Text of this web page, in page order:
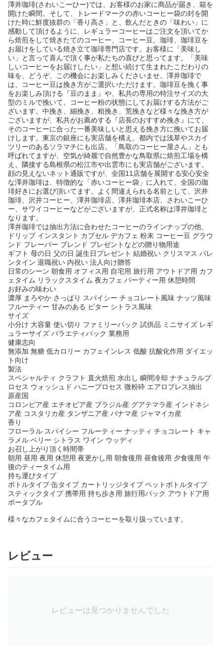
澤井珈琲(さわいこーひー)では、お客様のお家に商品が届き、箱を
開けた瞬間。そして、トレードマークの赤いコーヒー袋の封を開
けた時に鮮度抜群の「香り高さ」と、飲んだときの「味わい」に
感動して頂けるように、レギュラーコーヒーはご注文を頂いてか
ら焙煎をして焼きたてのコーヒー、コーヒー豆、珈琲、珈琲豆を
お届けをしている焼き立て珈琲専門店です。お客様に「美味し
い」と言って喜んで頂く事が私たちの喜びと思ってます。「美味
しいコーヒーをお届けしたい」と想い続けて生まれたこだわりの
味を、どうぞ、この機会にお楽しみくださいませ。澤井珈琲で
は、コーヒー豆は挽き方がご選択いただけます。珈琲豆を挽く事
をお楽しみ頂ける『豆のまま』や、私共の専用の特注サイズの大
型のミルで挽いて、コーヒー粉の状態にしてお届けする方法がご
ざいます。中挽き、細挽き、粗挽き、荒挽きなど様々な挽き方が
ございますが、私共がお薦めする『店長のおすすめ挽き』にて、
そのコーヒーに合った一番美味しいと思える挽き方に挽いてお届
けします。東京の銀座にも実店舗を構え、都内では浅草やスカイ
ツリーのあるソラマチにも出店。「鳥取のコーヒー屋さん」とも
呼ばれてますが、空気が綺麗で自然豊かな鳥取県に焙煎工場を構
え、隣接する島根県の松江市や出雲市にも実店舗がございます。
顔の見えないネット通販ですが、全国11店舗を展開する安心安全
な澤井珈琲は、特徴的な「赤いコーヒー袋」に入れて、全国の珈
琲好きにお選び頂いてます。よく間違えられる名前として、沢井
珈琲、沢井コーヒー、澤井珈琲店、澤井珈琲本店、さわいこーひ
ー、サワイコーヒーなどがございますが、正式名称は澤井珈琲と
なります。
澤井珈琲では抽出方法に合わせたコーヒーのラインナップの他、
ドリップ インスタント カプセル デカフェ 粉末 コーヒー豆 グラウ
ンド フレーバー ブレンド プレゼントなどの贈り物用途
ギフト 母の日 父の日 誕生日プレゼント 結婚祝い クリスマス バレ
ンタイン 退職祝い 内祝い 法人向け贈答
日常のシーン 朝食用 オフィス用 自宅用 旅行用 アウトドア用 カフ
ェタイム リラックスタイム 夜カフェ パーティー用 休憩時間
お好みの味わい
濃厚 まろやか さっぱり スパイシー チョコレート風味 ナッツ風味
フルーティー 甘みのある ビター シトラス風味
サイズ
小分け 大容量 使い切り ファミリーパック 試供品 ミニサイズ レギ
ュラーサイズ バラエティパック 業務用
健康志向
無添加 無糖 低カロリー カフェインレス 低酸 抗酸化作用 ダイエッ
ト向け
製法
スペシャルティ クラフト 直火焙煎 水出し 瞬間冷却 ナチュラルプ
ロセス ウォッシュド ハニープロセス 微粉砕 エアロプレス抽出
原産国
コロンビア産 エチオピア産 ブラジル産 グアテマラ産 インドネシ
ア産 コスタリカ産 タンザニア産 パナマ産 ジャマイカ産
香り
フローラル スパイシー フルーティー ナッティ チョコレート キャ
ラメル ベリー シトラス ワイン ウッディ
お召し上がり頂く時間帯
朝用 昼用 夜用 休憩用 夜更かし用 朝食後用 昼食後用 夕食後用 午
後のティータイム用
持ち運びタイプ
ボトルタイプ 缶タイプ カートリッジタイプ ペットボトルタイプ
スティックタイプ 携帯用 持ち歩き用 旅行用パック アウトドア用
ポータブル
様々なカフェタイムに合うコーヒーを取り扱っています。
レビュー
レビューは見つかりませんでした